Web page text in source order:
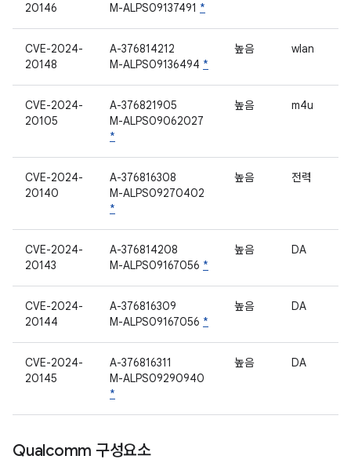
20146
M-ALPS09137491 *
CVE-2024-
20148
A-376814212
M-ALPS09136494 *
높음 wlan
CVE-2024-
20105
A-376821905
M-ALPS09062027
*
높음 m4u
CVE-2024-
20140
A-376816308
M-ALPS09270402
*
높음 전력
CVE-2024-
20143
A-376814208
M-ALPS09167056 *
높음 DA
CVE-2024-
20144
A-376816309
M-ALPS09167056 *
높음 DA
CVE-2024-
20145
A-376816311
M-ALPS09290940
*
높음 DA
Qualcomm 구성요소